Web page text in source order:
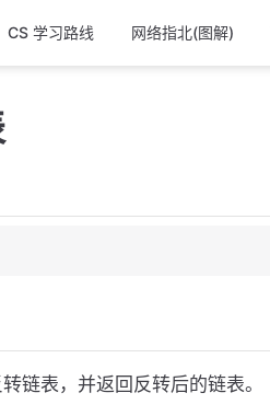
CS 学习路线 网络指北(图解)
链表，并返回反转后的链表。